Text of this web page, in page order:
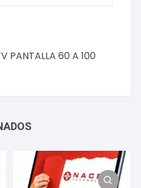
PANTALLA 60 A 100